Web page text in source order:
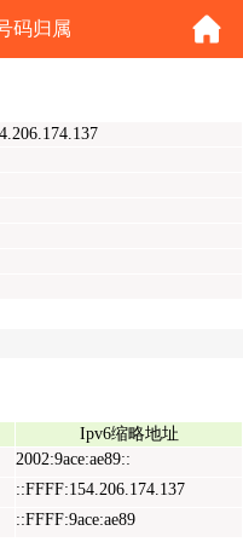
码归属
Ipv6缩略地址
2002:9ace:ae89::
::FFFF:154.206.174.137
::FFFF:9ace:ae89